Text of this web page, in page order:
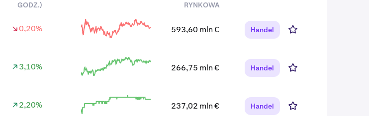
GODZ.)
RYNKOWA
0,20% 593,60 mln € Handel
3,10% 266,75 mln € Handel
2,20% 237,02 mln € Handel